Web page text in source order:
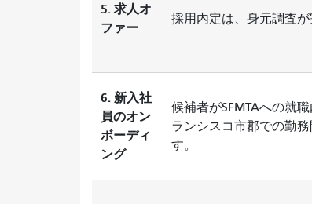
5. 求人オ
ファー
採用内定は、身元調査
6. 新入社
員のオン
ボーディ
ング
候補者がSFMTAへの就
ランシスコ市郡での勤
す。